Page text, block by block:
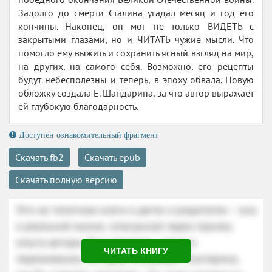
Задолго до смерти Сталина угадал месяц и год его
кончины. Наконец, он мог не только ВИДЕТЬ с
закрытыми глазами, но и ЧИТАТЬ чужие мысли. Что
помогло ему выжить и сохранить ясный взгляд на мир,
на других, на самого себя. Возможно, его рецепты
будут небесполезны и теперь, в эпоху обвала. Новую
обложку создала Е. Шандарина, за что автор выражает
ей глубокую благодарность.
Доступен ознакомительный фрагмент
Скачать fb2
Скачать epub
Скачать полную версию
ЧИТАТЬ КНИГУ